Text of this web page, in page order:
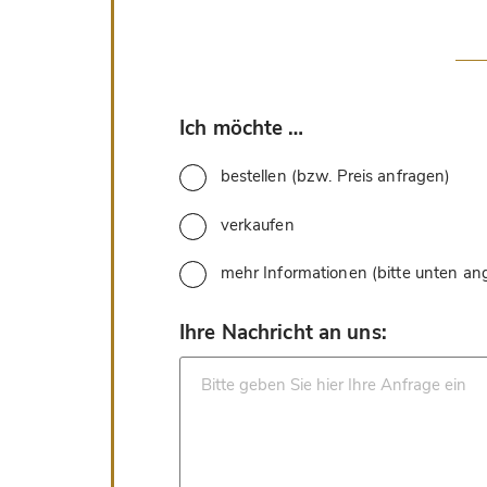
Ich möchte …
bestellen (bzw. Preis anfragen)
verkaufen
mehr Informationen (bitte unten
Ihre Nachricht an uns: